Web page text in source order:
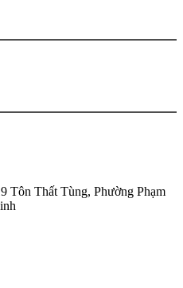
Tôn Thất Tùng, Phường Phạm